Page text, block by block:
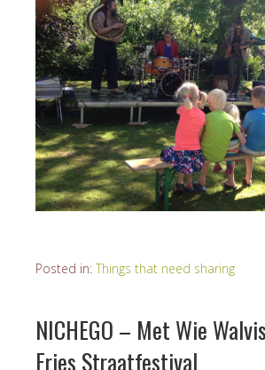
Posted in: Things that need sharing
NICHEGO – Met Wie
Fries Straatfestival